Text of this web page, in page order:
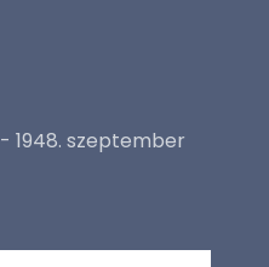
1948. szeptember